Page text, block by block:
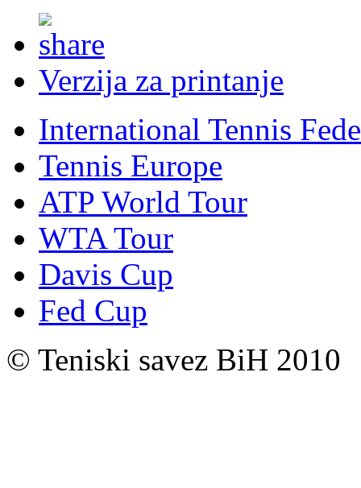
Verzija za printanje
International Tennis
Tennis Europe
ATP World Tour
WTA Tour
Davis Cup
Fed Cup
© Teniski savez BiH 2010